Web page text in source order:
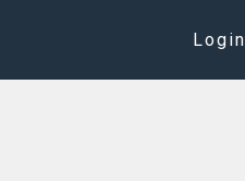
Login